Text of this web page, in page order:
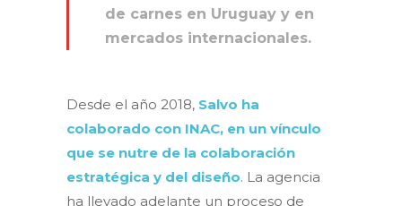
de carnes en Uruguay y en
mercados internacionales.
Desde el año 2018, Salvo ha
colaborado con INAC, en un vínculo
que se nutre de la colaboración
estratégica y del diseño. La agencia
ha llevado adelante un proceso de